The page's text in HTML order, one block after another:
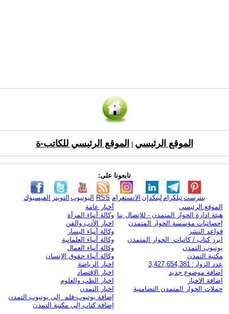
الموقع الرئيسي الموقع الرئيسي للكاتب-ة
تابعونا على:
الفيسبوك التويتر اليوتيوب RSS الانستغرام لينكدإن تيلكرامبنترست
الموقع الرئيسي
هيئة ادارة الحوار المتمدن - للإتصال بنا
إحصائيات مؤسسة الحوار المتمدن
قواعد النشر
ابرز كتاب / كاتبات الحوار المتمدن
يوتيوب التمدن
مكتبة التمدن
عدد الزوار: 3,427,654,381
اضافة موضوع جديد
اضافة الاخبار
حملات الحوار المتمدن التضامنية
أخبار عامة
وكالة أنباء المرأة
اخبار الأدب والفن
وكالة أنباء اليسار
وكالة أنباء العلمانية
وكالة أنباء العمال
وكالة أنباء حقوق الإنسان
اخبار الرياضة
اخبار الاقتصاد
اخبار الطب والعلوم
اخبار التمدن
إضافة يوتيوب-فلم إلى يوتيوب التمدن
إضافة كتاب إلى مكتبة التمدن